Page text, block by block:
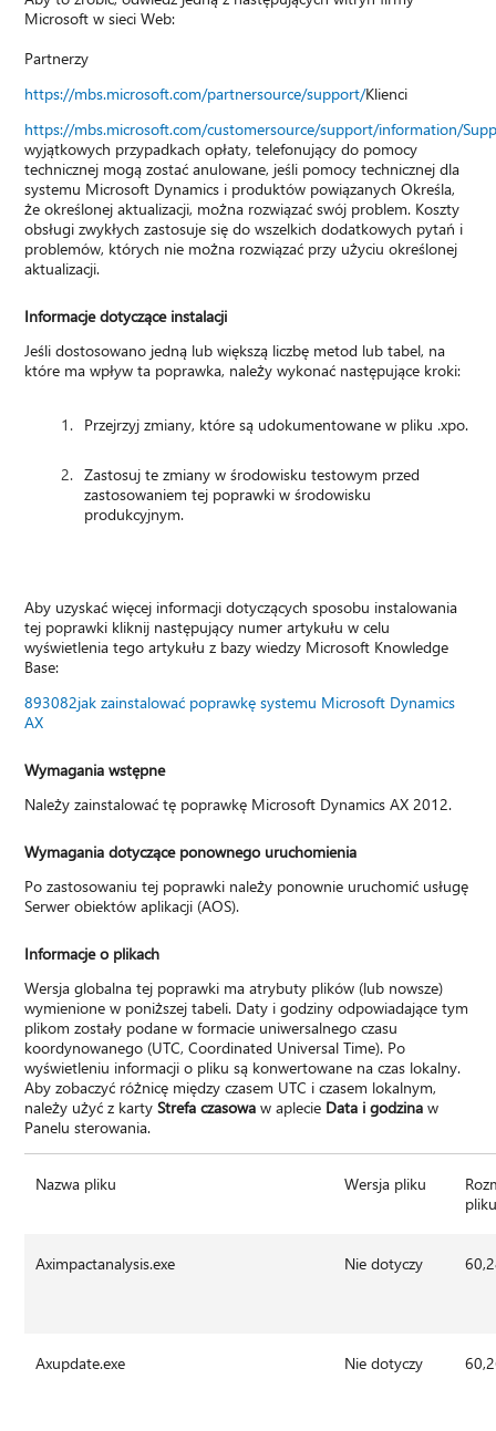
Microsoft w sieci Web:
Partnerzy
https://mbs.microsoft.com/partnersource/support/Klienci
https://mbs.microsoft.com/customersource/support/information/
wyjątkowych przypadkach opłaty, telefonujący do pomocy
technicznej mogą zostać anulowane, jeśli pomocy technicznej dla
systemu Microsoft Dynamics i produktów powiązanych Określa,
że określonej aktualizacji, można rozwiązać swój problem. Koszty
obsługi zwykłych zastosuje się do wszelkich dodatkowych pytań i
problemów, których nie można rozwiązać przy użyciu określonej
aktualizacji.
Informacje dotyczące instalacji
Jeśli dostosowano jedną lub większą liczbę metod lub tabel, na
które ma wpływ ta poprawka, należy wykonać następujące kroki:
Przejrzyj zmiany, które są udokumentowane w pliku .xpo.
Zastosuj te zmiany w środowisku testowym przed
zastosowaniem tej poprawki w środowisku
produkcyjnym.
Aby uzyskać więcej informacji dotyczących sposobu instalowania
tej poprawki kliknij następujący numer artykułu w celu
wyświetlenia tego artykułu z bazy wiedzy Microsoft Knowledge
Base:
893082jak zainstalować poprawkę systemu Microsoft Dynamics
AX
Wymagania wstępne
Należy zainstalować tę poprawkę Microsoft Dynamics AX 2012.
Wymagania dotyczące ponownego uruchomienia
Po zastosowaniu tej poprawki należy ponownie uruchomić usługę
Serwer obiektów aplikacji (AOS).
Informacje o plikach
Wersja globalna tej poprawki ma atrybuty plików (lub nowsze)
wymienione w poniższej tabeli. Daty i godziny odpowiadające tym
plikom zostały podane w formacie uniwersalnego czasu
koordynowanego (UTC, Coordinated Universal Time). Po
wyświetleniu informacji o pliku są konwertowane na czas lokalny.
Aby zobaczyć różnicę między czasem UTC i czasem lokalnym,
należy użyć z kartyStrefa czasowa w aplecie Data i godzina w
Panelu sterowania.
Nazwa pliku Wersja pliku
Aximpactanalysis.exe Nie dotyczy
Axupdate.exe Nie dotyczy